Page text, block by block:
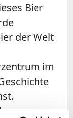
Bier
der Welt
im